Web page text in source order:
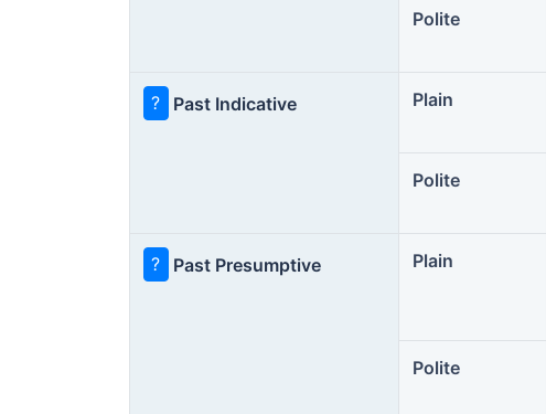
Polite
? Past Indicative Plain
Polite
? Past Presumptive Plain
Polite